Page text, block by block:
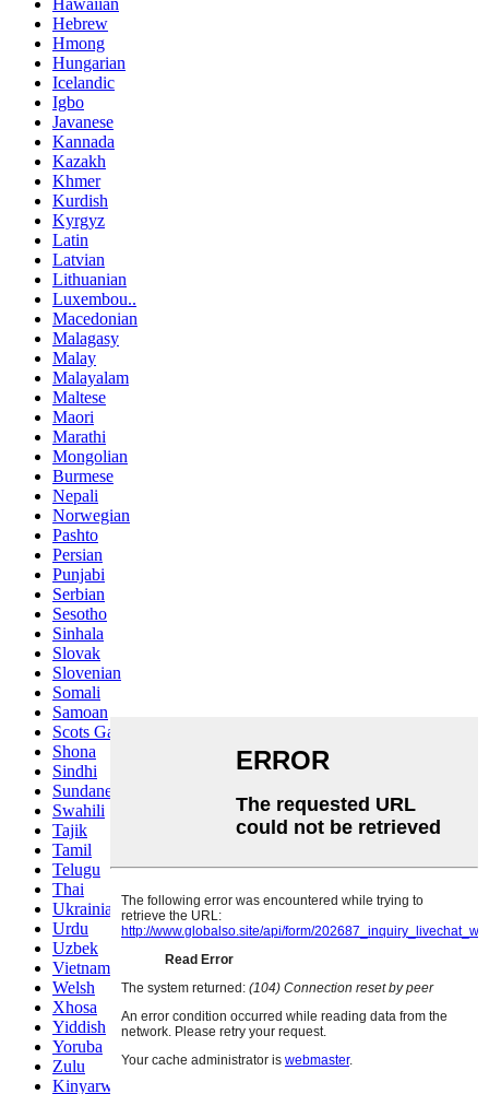
Hebrew
Hmong
Hungarian
Icelandic
Igbo
Javanese
Kannada
Kazakh
Khmer
Kurdish
Kyrgyz
Latin
Latvian
Lithuanian
Luxembou..
Macedonian
Malagasy
Malay
Malayalam
Maltese
Maori
Marathi
Mongolian
Burmese
Nepali
Norwegian
Pashto
Persian
Punjabi
Serbian
Sesotho
Sinhala
Slovak
Slovenian
Somali
Samoan
Scots Gaelic
Shona
Sindhi
Sundanese
Swahili
Tajik
Tamil
Telugu
Thai
Ukrainian
Urdu
Uzbek
Vietnamese
Welsh
Xhosa
Yiddish
Yoruba
Zulu
Kinyarwanda